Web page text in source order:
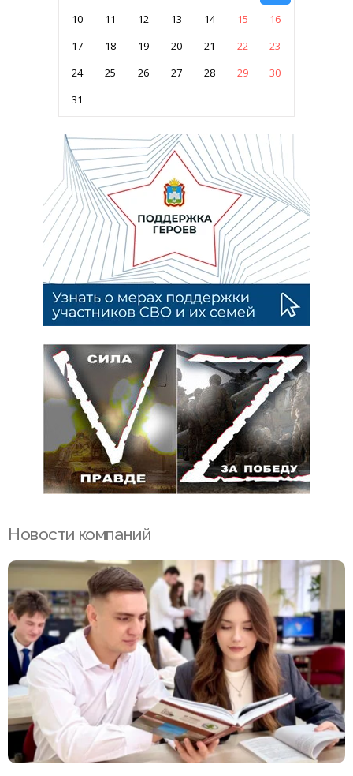
10
11 12 13 14 15
16
17
18 19 20 21 22
23
24
25 26 27 28 29
30
31
Новости компаний